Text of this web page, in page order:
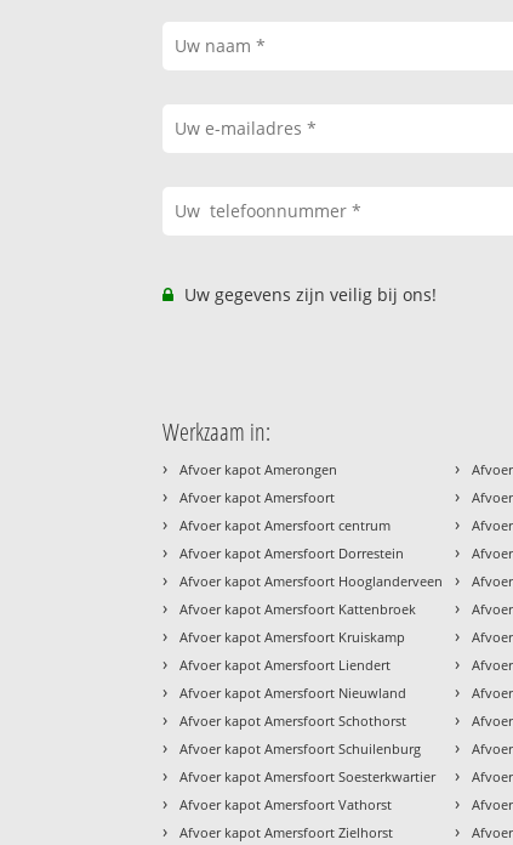
Uw gegevens zijn veilig bij ons!
Werkzaam in:
› Afvoer kapot Amerongen
› Afvoer kapot Amersfoort
› Afvoer kapot Amersfoort centrum
› Afvoer kapot Amersfoort Dorrestein
› Afvoer kapot Amersfoort Hooglanderveen
› Afvoer kapot Amersfoort Kattenbroek
› Afvoer kapot Amersfoort Kruiskamp
› Afvoer kapot Amersfoort Liendert
› Afvoer kapot Amersfoort Nieuwland
› Afvoer kapot Amersfoort Schothorst
› Afvoer kapot Amersfoort Schuilenburg
› Afvoer kapot Amersfoort Soesterkwartier
› Afvoer kapot Amersfoort Vathorst
› Afvoer kapot Amersfoort Zielhorst
›
›
›
›
›
›
›
›
›
›
›
›
›
›